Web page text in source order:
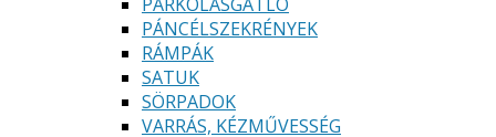
PÁNCÉLSZEKRÉNYEK
RÁMPÁK
SATUK
SÖRPADOK
VARRÁS, KÉZMŰVESSÉG